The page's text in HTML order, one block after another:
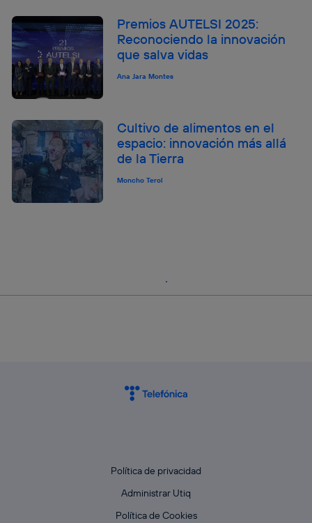
Premios AUTELSI 2025:
Reconociendo la innovación
que salva vidas
Ana Jara Montes
Cultivo de alimentos en el
espacio: innovación más allá
de la Tierra
Moncho Terol
Política de privacidad
Administrar Utiq
Política de Cookies